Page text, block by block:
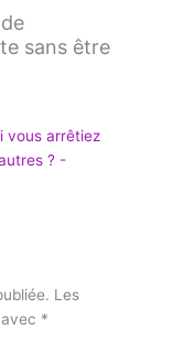
sans être
vous arrêtiez
? -
Les
*